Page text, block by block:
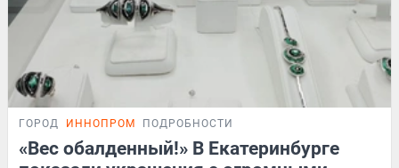
ГОРОД ИННОПРОМ ПОДРОБНОСТИ
«Вес обалденный!» В Екатеринбурге